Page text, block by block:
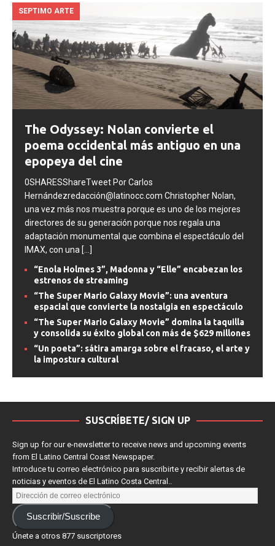
SEPTIMO ARTE
The Odyssey: Nolan convierte el
poema occidental más antiguo en una
epopeya del cine
0SHARESShareTweet Por Carlos
Hernándezredacción@latinocc.com Christopher Nolan,
una vez más nos muestra porque es uno de los mejores
directores de su generación porque nos regala una
adaptación monumental que combina el espectáculo del
IMAX, con una [...]
“Enola Holmes 3”, Madonna y “Elle” encabezan los
estrenos de streaming
“The Super Mario Galaxy Movie”: una aventura
espacial que convierte la nostalgia en espectáculo
“The Super Mario Galaxy Movie” domina la taquilla
y consolida su éxito global con más de $629 millones
“Un poeta”: sátira amarga sobre el fracaso, el arte y
la impostura cultural
SUSCRÍBETE/ SIGN UP
Sign up for our e-newsletter to receive news and upcoming events
from El Latino Central Coast Newspaper.
Introduce tu correo electrónico para suscribirte y recibir alertas de
noticias y eventos de El Latino Costa Central..